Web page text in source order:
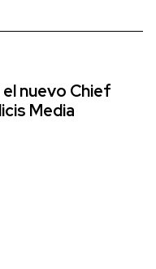
nuevo Chief
Media